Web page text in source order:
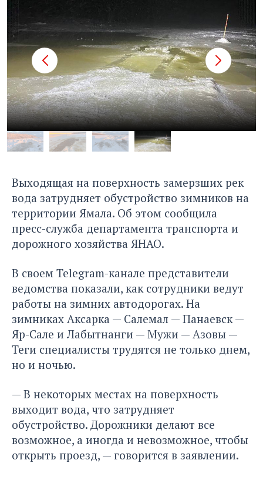
Выходящая на поверхность замерзших рек
вода затрудняет обустройство зимников на
территории Ямала. Об этом сообщила
пресс-служба департамента транспорта и
дорожного хозяйства ЯНАО.
В своем Telegram-канале представители
ведомства показали, как сотрудники ведут
работы на зимних автодорогах. На
зимниках Аксарка — Салемал — Панаевск —
Яр-Сале и Лабытнанги — Мужи — Азовы —
Теги специалисты трудятся не только днем,
но и ночью.
— В некоторых местах на поверхность
выходит вода, что затрудняет
обустройство. Дорожники делают все
возможное, а иногда и невозможное, чтобы
открыть проезд, — говорится в заявлении.